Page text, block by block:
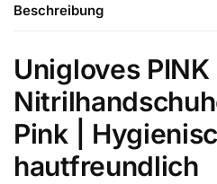
Beschreibung
Unigloves PINK
Pink |
hautfreundlich